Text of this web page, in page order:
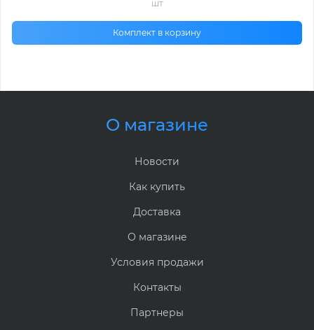
шт
Комплект в корзину
О магазине
Новости
Как купить
Доставка
О магазине
Условия продажи
Контакты
Партнеры